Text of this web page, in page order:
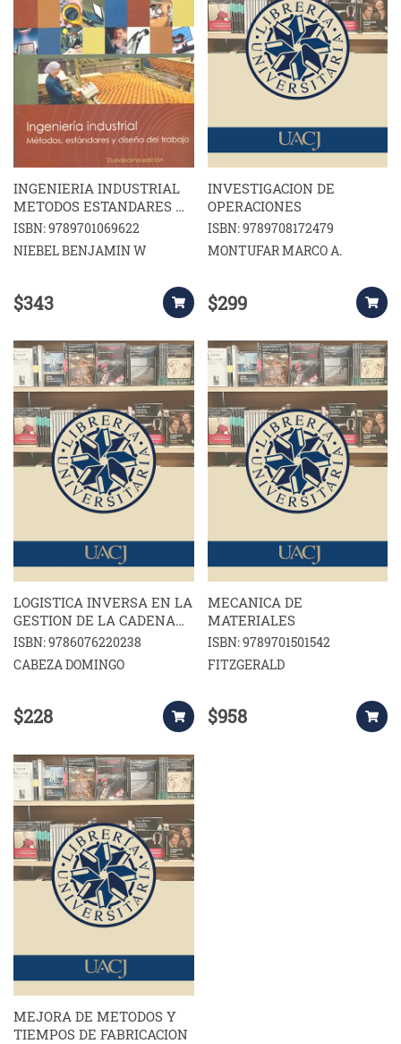
INGENIERIA INDUSTRIAL
METODOS ESTANDARES Y
DISE¥O DEL TRABAJO
ISBN: 9789701069622
NIEBEL BENJAMIN W
$343
INVESTIGACION DE
OPERACIONES
ISBN: 9789708172479
MONTUFAR MARCO A.
$299
LOGISTICA INVERSA EN LA
GESTION DE LA CADENA
DE SUMINISTRO 2ED
ISBN: 9786076220238
CABEZA DOMINGO
$228
MECANICA DE
MATERIALES
ISBN: 9789701501542
FITZGERALD
$958
MEJORA DE METODOS Y
TIEMPOS DE FABRICACION